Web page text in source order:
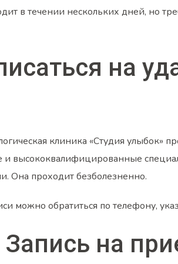
в течении нескольких дней, но
на
клиника «Студия улыбок»
высококвалифицированные
Она проходит безболезненно.
можно обратиться по телефону,
Запись на